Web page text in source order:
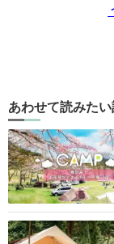
あわせて読みた